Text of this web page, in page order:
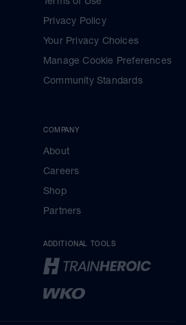
Privacy Policy
Your Privacy Choices
Manage Cookie Preferences
Community Standards
COMPANY
About
Careers
Shop
Partners
ADDITIONAL TOOLS